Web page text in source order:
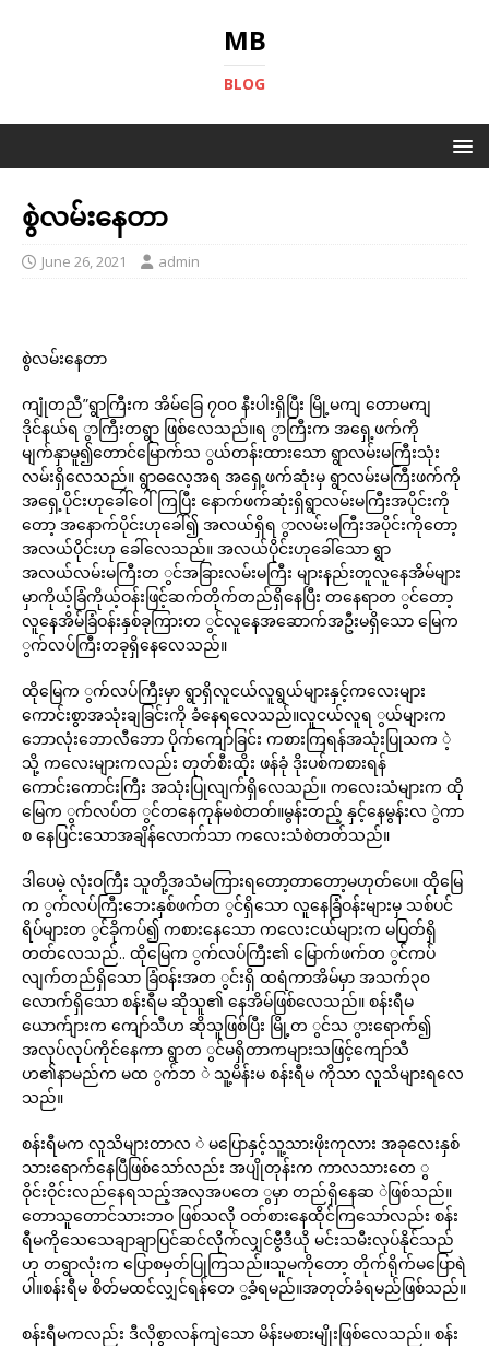
MB
BLOG
စွဲလမ်းနေတာ
June 26, 2021 admin
စွဲလမ်းနေတာ
ကျုံတညီ”ရွာကြီးက အိမ်ခြေ ၇၀၀ နီးပါးရှိပြီး မြို့မကျ တောမကျ
ဒိုင်နယ်ရ ွာကြီးတရွာ ဖြစ်လေသည်။ရ ွာကြီးက အရှေ့ဖက်ကို
မျက်နှာမူ၍တောင်မြောက်သ ွယ်တန်းထားသော ရွာလမ်းမကြီးသုံး
လမ်းရှိလေသည်။ ရွာဓလေ့အရ အရှေ့ဖက်ဆုံးမှ ရွာလမ်းမကြီးဖက်ကို
အရှေ့ပိုင်းဟုခေါ်ဝေါ်ကြပြီး နောက်ဖက်ဆုံးရှိရွာလမ်းမကြီးအပိုင်းကို
တော့ အနောက်ပိုင်းဟုခေါ်၍ အလယ်ရှိရ ွာလမ်းမကြီးအပိုင်းကိုတော့
အလယ်ပိုင်းဟု ခေါ်လေသည်။ အလယ်ပိုင်းဟုခေါ်သော ရွာ
အလယ်လမ်းမကြီးတ ွင်အခြားလမ်းမကြီး များနည်းတူလူနေအိမ်များ
မှာကိုယ့်ခြံကိုယ့်ဝန်းဖြင့်ဆက်တိုက်တည်ရှိနေပြီး တနေရာတ ွင်တော့
လူနေအိမ်ခြံဝန်းနှစ်ခုကြားတ ွင်လူနေအဆောက်အဦးမရှိသော မြေက
ွက်လပ်ကြီးတခုရှိနေလေသည်။
ထိုမြေက ွက်လပ်ကြီးမှာ ရွာရှိလူငယ်လူရွယ်များနှင့်ကလေးများ
ကောင်းစွာအသုံးချခြင်းကို ခံနေရလေသည်။လူငယ်လူရ ွယ်များက
ဘောလုံးဘောလီဘော ပိုက်ကျော်ခြင်း ကစားကြရန်အသုံးပြုသက ဲ့
သို့ ကလေးများကလည်း တုတ်စီးထိုး ဖန်ခုံ ဒိုးပစ်ကစားရန်
ကောင်းကောင်းကြီး အသုံးပြုလျက်ရှိလေသည်။ ကလေးသံများက ထို
မြေက ွက်လပ်တ ွင်တနေကုန်မစဲတတ်။မွန်းတည့် နှင့်နေမွန်းလ ွဲကာ
စ နေပြင်းသောအချိန်လောက်သာ ကလေးသံစဲတတ်သည်။
ဒါပေမဲ့ လုံးဝကြီး သူတို့အသံမကြားရတော့တာတော့မဟုတ်ပေ။ ထိုမြေ
က ွက်လပ်ကြီးဘေးနှစ်ဖက်တ ွင်ရှိသော လူနေခြံဝန်းများမှ သစ်ပင်
ရိပ်များတ ွင်ခိုကပ်၍ ကစားနေသော ကလေးငယ်များက မပြတ်ရှိ
တတ်လေသည်.. ထိုမြေက ွက်လပ်ကြီး၏ မြောက်ဖက်တ ွင်ကပ်
လျက်တည်ရှိသော ခြံဝန်းအတ ွင်းရှိ ထရံကာအိမ်မှာ အသက်၃၀
လောက်ရှိသော စန်းရီမ ဆိုသူ၏ နေအိမ်ဖြစ်လေသည်။ စန်းရီမ
ယောက်ျားက ကျော်သီဟ ဆိုသူဖြစ်ပြီး မြို့တ ွင်သ ွားရောက်၍
အလုပ်လုပ်ကိုင်နေကာ ရွာတ ွင်မရှိတာကများသဖြင့်ကျော်သီ
ဟ၏နာမည်က မထ ွက်ဘ ဲ သူ့မိန်းမ စန်းရီမ ကိုသာ လူသိများရလေ
သည်။
စန်းရီမက လူသိများတာလ ဲ မပြောနှင့်သူ့သားဖိုးကုလား အခုလေးနှစ်
သားရောက်နေပြီဖြစ်သော်လည်း အပျိုတုန်းက ကာလသားတေ ွ
ဝိုင်းဝိုင်းလည်နေရသည့်အလှအပတေ ွမှာ တည်ရှိနေဆ ဲဖြစ်သည်။
တောသူတောင်သားဘဝ ဖြစ်သလို ဝတ်စားနေထိုင်ကြသော်လည်း စန်း
ရီမကိုသေသေချာချာပြင်ဆင်လိုက်လျှင်ဗွီဒီယို မင်းသမီးလုပ်နိုင်သည်
ဟု တရွာလုံးက ပြောစမှတ်ပြုကြသည်။သူမကိုတော့ တိုက်ရိုက်မပြောရဲ
ပါ။စန်းရီမ စိတ်မထင်လျှင်ရန်တေ ွ့ခံရမည်။အတုတ်ခံရမည်ဖြစ်သည်။
စန်းရီမကလည်း ဒီလိုစွာလန်ကျဲသော မိန်းမစားမျိုးဖြစ်လေသည်။ စန်း